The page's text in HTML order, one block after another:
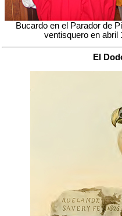
Bucardo en el Parador de
ventisquero en abril
El